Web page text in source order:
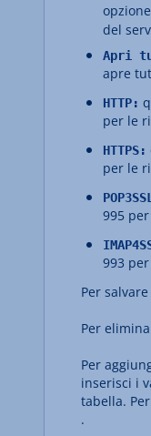
del
Apri
apre
HTTP:
per le
HTTPS:
per le
995
993
Per
Per
Per
inserisci i
tabella.
.